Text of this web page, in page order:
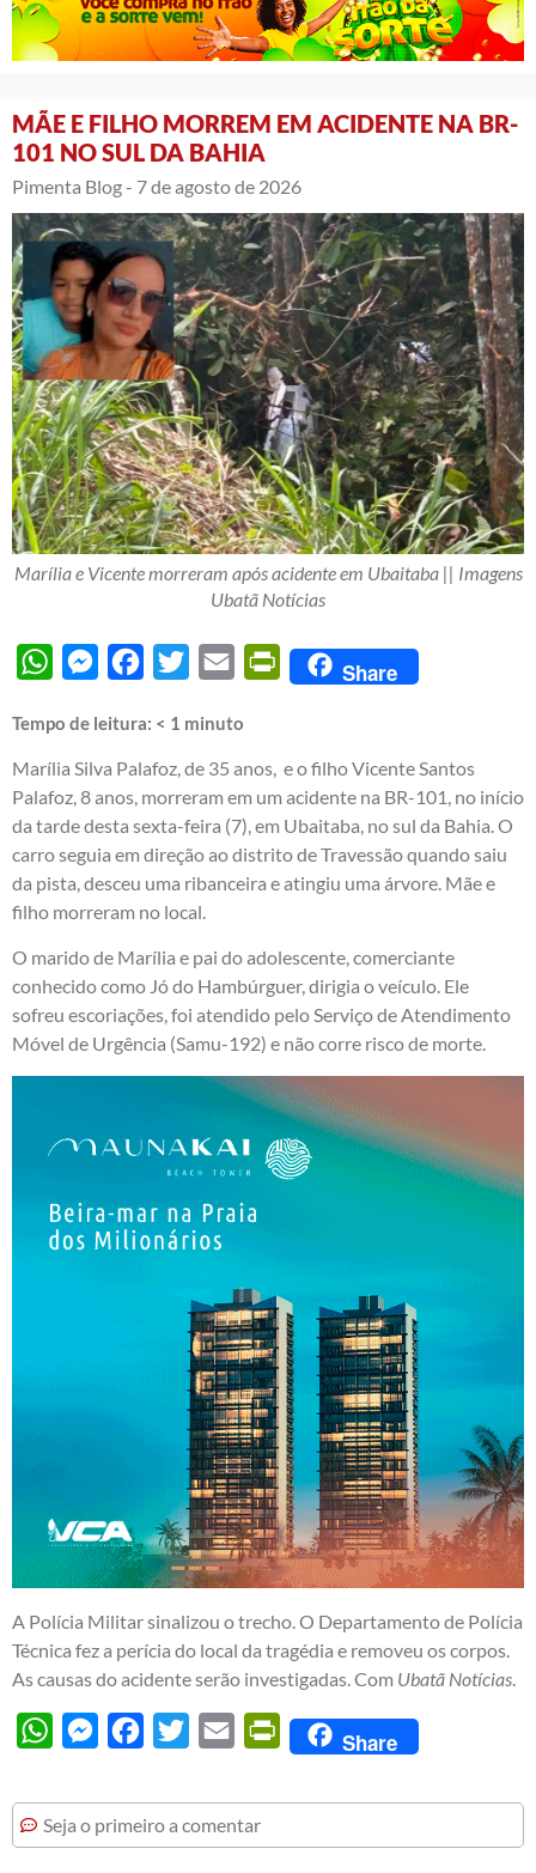
MÃE E FILHO MORREM EM ACIDENTE NA BR-
101 NO SUL DA BAHIA
Pimenta Blog - 7 de agosto de 2026
Marília e Vicente morreram após acidente em Ubaitaba || Imagens
Ubatã Notícias
WhatsAppMessengerFacebook
Twitter Email PrintFriendly
Share
Tempo de leitura: < 1 minuto
Marília Silva Palafoz, de 35 anos, e o filho Vicente Santos
Palafoz, 8 anos, morreram em um acidente na BR-101, no início
da tarde desta sexta-feira (7), em Ubaitaba, no sul da Bahia. O
carro seguia em direção ao distrito de Travessão quando saiu
da pista, desceu uma ribanceira e atingiu uma árvore. Mãe e
filho morreram no local.
O marido de Marília e pai do adolescente, comerciante
conhecido como Jó do Hambúrguer, dirigia o veículo. Ele
sofreu escoriações, foi atendido pelo Serviço de Atendimento
Móvel de Urgência (Samu-192) e não corre risco de morte.
A Polícia Militar sinalizou o trecho. O Departamento de Polícia
Técnica fez a perícia do local da tragédia e removeu os corpos.
As causas do acidente serão investigadas. Com Ubatã Notícias.
WhatsAppMessengerFacebook
Twitter Email PrintFriendly
Share
Seja o primeiro a comentar